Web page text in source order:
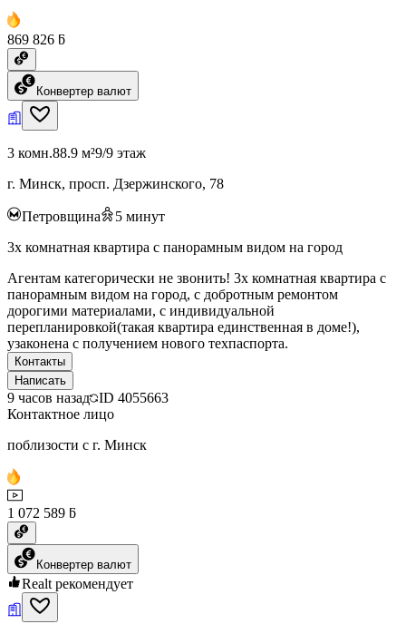
869 826 ƃ
Конвертер валют
3 комн.88.9 м²9/9 этаж
г. Минск, просп. Дзержинского, 78
Петровщина 5 минут
3х комнатная квартира с панорамным видом на город
Агентам категорически не звонить! 3х комнатная квартира с
панорамным видом на город, с добротным ремонтом
дорогими материалами, с индивидуальной
перепланировкой(такая квартира единственная в доме!),
узаконена с получением нового техпаспорта.
Контакты
Написать
9 часов назад ID 4055663
Контактное лицо
поблизости с г. Минск
1 072 589 ƃ
Конвертер валют
Realt рекомендует